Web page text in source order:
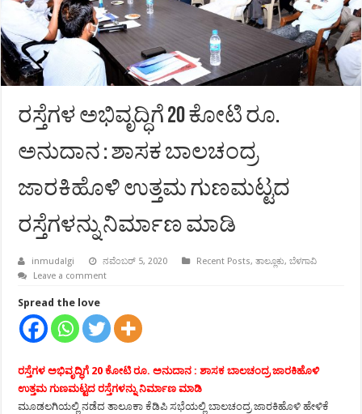
ರಸ್ತೆಗಳ ಅಭಿವೃದ್ಧಿಗೆ 20 ಕೋಟಿ ರೂ.
ಅನುದಾನ : ಶಾಸಕ ಬಾಲಚಂದ್ರ
ಜಾರಕಿಹೊಳಿ ಉತ್ತಮ ಗುಣಮಟ್ಟದ
ರಸ್ತೆಗಳನ್ನು ನಿರ್ಮಾಣ ಮಾಡಿ
inmudalgi ನವೆಂಬರ್ 5, 2020 Recent Posts,ತಾಲ್ಲೂಕು,ಬೆಳಗಾವಿ
Leave a comment
Spread the love
ರಸ್ತೆಗಳ ಅಭಿವೃದ್ಧಿಗೆ 20 ಕೋಟಿ ರೂ. ಅನುದಾನ : ಶಾಸಕ ಬಾಲಚಂದ್ರ ಜಾರಕಿಹೊಳಿ
ಉತ್ತಮ ಗುಣಮಟ್ಟದ ರಸ್ತೆಗಳನ್ನು ನಿರ್ಮಾಣ ಮಾಡಿ
ಮೂಡಲಗಿಯಲ್ಲಿ ನಡೆದ ತಾಲೂಕಾ ಕೆಡಿಪಿ ಸಭೆಯಲ್ಲಿ ಬಾಲಚಂದ್ರ ಜಾರಕಿಹೊಳಿ ಹೇಳಿಕೆ